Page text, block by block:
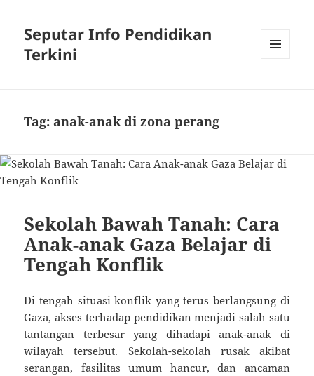
Seputar Info Pendidikan
Terkini
Tag: anak-anak di zona perang
Sekolah Bawah Tanah: Cara
Anak-anak Gaza Belajar di
Tengah Konflik
Di tengah situasi konflik yang terus berlangsung di
Gaza, akses terhadap pendidikan menjadi salah satu
tantangan terbesar yang dihadapi anak-anak di
wilayah tersebut. Sekolah-sekolah rusak akibat
serangan, fasilitas umum hancur, dan ancaman